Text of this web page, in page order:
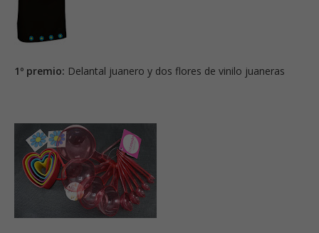
1º premio: Delantal juanero y dos flores de vinilo juaneras